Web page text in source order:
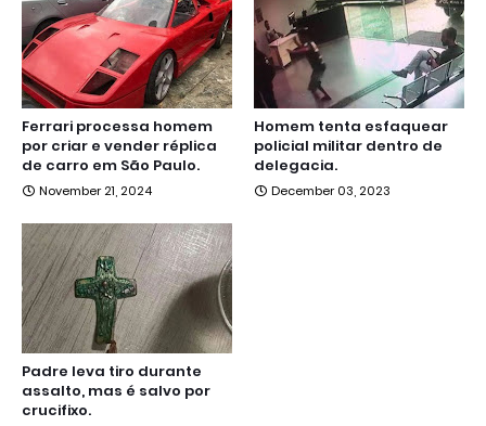
Ferrari processa homem
por criar e vender réplica
de carro em São Paulo.
November 21, 2024
Homem tenta esfaquear
policial militar dentro de
delegacia.
December 03, 2023
Padre leva tiro durante
assalto, mas é salvo por
crucifixo.